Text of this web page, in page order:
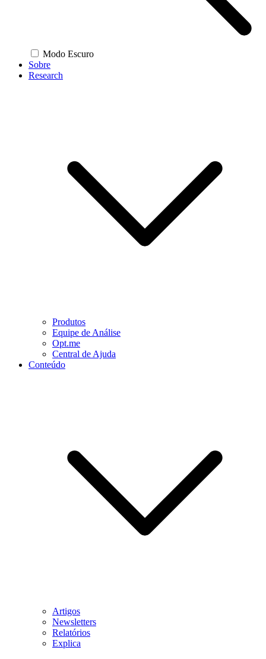
Modo Escuro
Sobre
Research
Produtos
Equipe de Análise
Opt.me
Central de Ajuda
Conteúdo
Artigos
Newsletters
Relatórios
Explica